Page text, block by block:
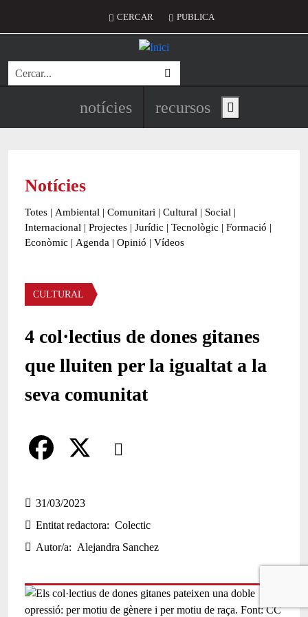
Menú del compte d'usuari
CERCAR PUBLICA
Cerca
Navegació principal de
notícies recursos Show main menu
Notícies
Totes | Ambiental | Comunitari | Cultural | Social |
Internacional | Projectes | Jurídic | Tecnològic | Formació |
Econòmic | Agenda | Opinió | Vídeos
Àmbit de la notícia
CULTURAL
4 col·lectius de dones gitanes
que lluiten per la igualtat a la
seva comunitat
Comparteix
a
c
e
o
31/03/2023
Entitat redactora
Colectic
Autor/a
Alejandra Sanchez